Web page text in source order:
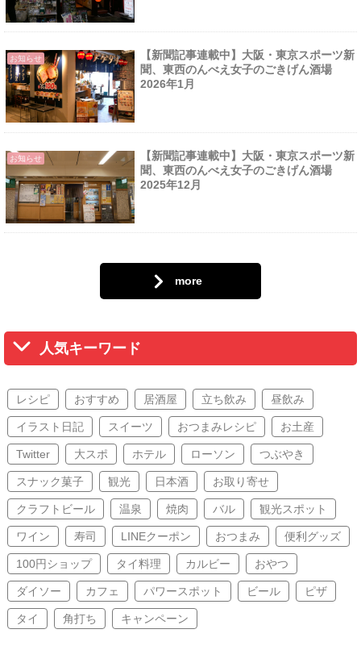
お知らせ
【新聞記事連載中】大阪・東京スポーツ新
聞、東西のんべえ女子のごきげん酒場
2026年1月
お知らせ
【新聞記事連載中】大阪・東京スポーツ新
聞、東西のんべえ女子のごきげん酒場
2025年12月
more
人気キーワード
レシピ おすすめ 居酒屋 立ち飲み 昼飲み
イラスト日記 スイーツ おつまみレシピ お土産
Twitter 大スポ ホテル ローソン つぶやき
スナック菓子 観光 日本酒 お取り寄せ
クラフトビール 温泉 焼肉 バル 観光スポット
ワイン 寿司 LINEクーポン おつまみ 便利グッズ
100円ショップ タイ料理 カルビー おやつ
ダイソー カフェ パワースポット ビール ピザ
タイ 角打ち キャンペーン